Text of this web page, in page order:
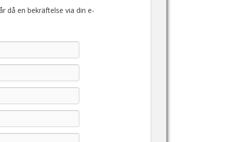
då en bekräftelse via din e-